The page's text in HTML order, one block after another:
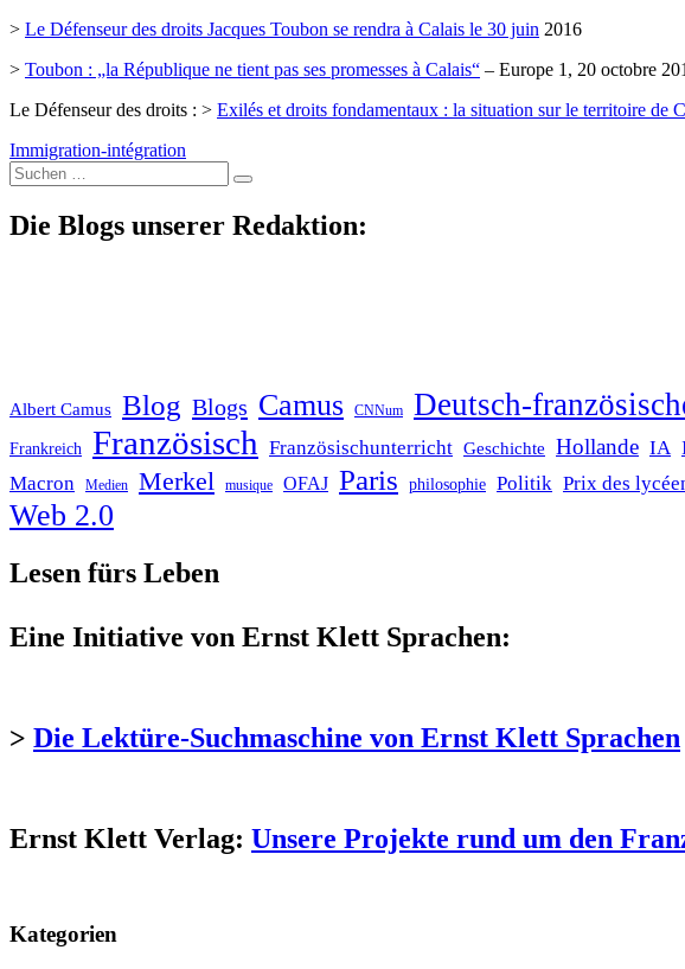
> Le Défenseur des droits Jacques Toubon se rendra à Calais le 30 juin 2016
> Toubon : „la République ne tient pas ses promesses à Calais“ – Europe 1, 20 octobre
Le Défenseur des droits : > Exilés et droits fondamentaux : la situation sur le territoire de
Immigration-intégration
Suche
nach:
Die Blogs unserer Redaktion:
Albert Camus Blog Blogs Camus CNNum Deutsch-
Frankreich Französisch Französischunterricht Geschichte Hollande IA
Macron Medien Merkel musique OFAJ Paris philosophie Politik Prix des
Web 2.0
Lesen fürs Leben
Eine Initiative von Ernst Klett Sprachen:
> Die Lektüre-Suchmaschine von Ernst Klett Sprachen
Ernst Klett Verlag: Unsere Projekte rund um den
Kategorien